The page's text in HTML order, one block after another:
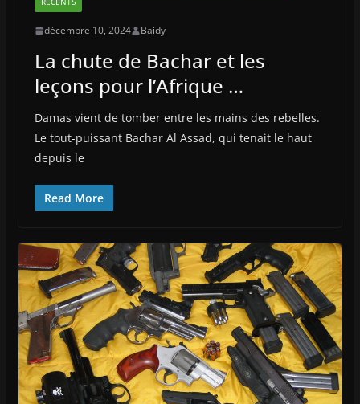
décembre 10, 2024 Baidy
La chute de Bachar et les
leçons pour l’Afrique …
Damas vient de tomber entre les mains des rebelles.
Le tout-puissant Bachar Al Assad, qui tenait le haut
depuis le
Read More